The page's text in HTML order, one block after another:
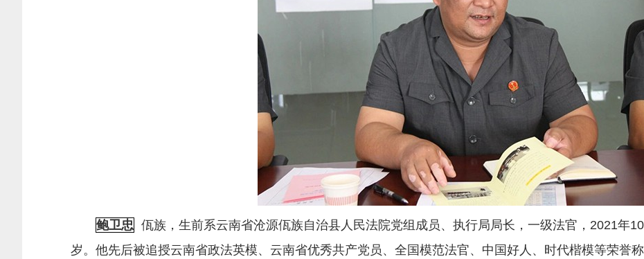
鲍卫忠 佤族，生前系云南省沧源佤族自治县人民法院党组成员、执行局局长，一级法官，2021年
岁。他先后被追授云南省政法英模、云南省优秀共产党员、全国模范法官、中国好人、时代楷模等荣誉称